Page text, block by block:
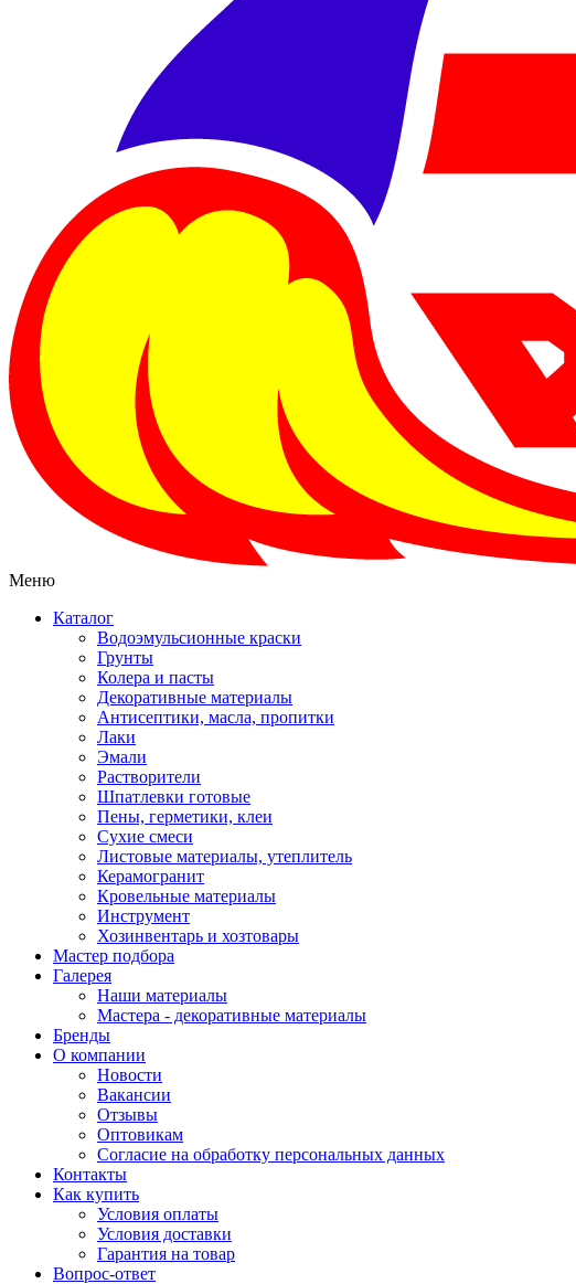
Меню
Каталог
Водоэмульсионные краски
Грунты
Колера и пасты
Декоративные материалы
Антисептики, масла, пропитки
Лаки
Эмали
Растворители
Шпатлевки готовые
Пены, герметики, клеи
Сухие смеси
Листовые материалы, утеплитель
Керамогранит
Кровельные материалы
Инструмент
Хозинвентарь и хозтовары
Мастер подбора
Галерея
Наши материалы
Мастера - декоративные материалы
Бренды
О компании
Новости
Вакансии
Отзывы
Оптовикам
Cогласие на обработку персональных данных
Контакты
Как купить
Условия оплаты
Условия доставки
Гарантия на товар
Вопрос-ответ